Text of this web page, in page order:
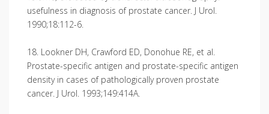
usefulness in diagnosis of prostate cancer. J Urol.
1990;18:112-6.
18. Lookner DH, Crawford ED, Donohue RE, et al.
Prostate-specific antigen and prostate-specific antigen
density in cases of pathologically proven prostate
cancer. J Urol. 1993;149:414A.